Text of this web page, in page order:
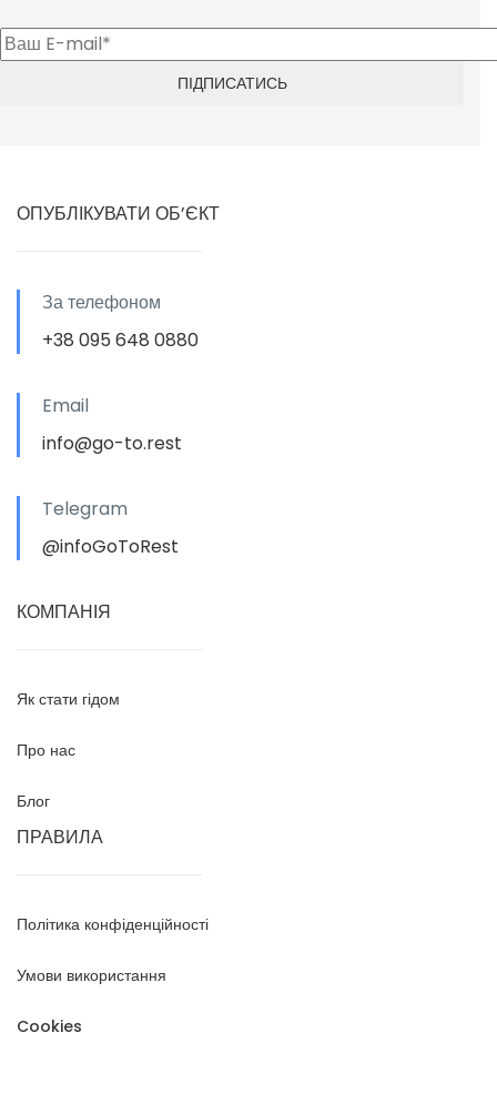
ОПУБЛІКУВАТИ ОБ’ЄКТ
За телефоном
+38 095 648 0880
Email
info@go-to.rest
Telegram
@infoGoToRest
КОМПАНІЯ
Як стати гідом
Про нас
Блог
ПРАВИЛА
Політика конфіденційності
Умови використання
Cookies